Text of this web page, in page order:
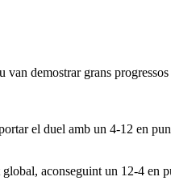
demostrar grans
el duel amb un 4-12 en
aconseguint un 12-4 en